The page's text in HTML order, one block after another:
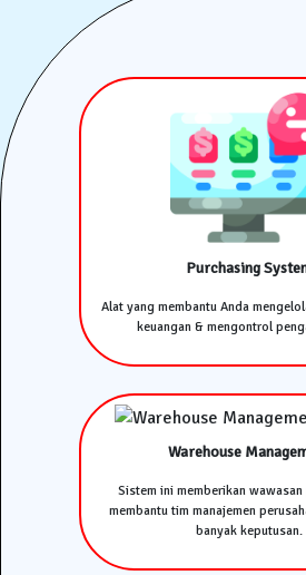
Purchasing
Alat yang membantu Anda
keuangan & mengontrol
Warehouse
Sistem ini memberikan
membantu tim manajemen
banyak keputusan.